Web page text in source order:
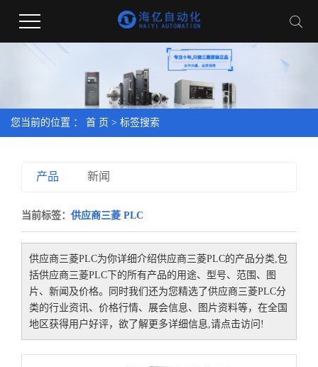
您当前的位置 ： 首 页 > 标签搜索
产品 新闻
当前标签： 供应商三菱 PLC
供应商三菱PLC为你详细介绍供应商三菱PLC的产品分类,包
括供应商三菱PLC 下的所有产品的用途、型号、范围、图
片、新闻及价格。同时我们还为您精选了供应商三菱PLC分
类的行业资讯、价格行情、展会信息、图片资料等，在全国
地区获得用户好评，欲了解更多详细信息,请点击访问!